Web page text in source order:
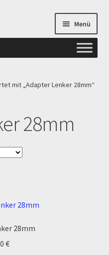
Menü
mit „Adapter Lenker 28mm“
28mm
28mm
€